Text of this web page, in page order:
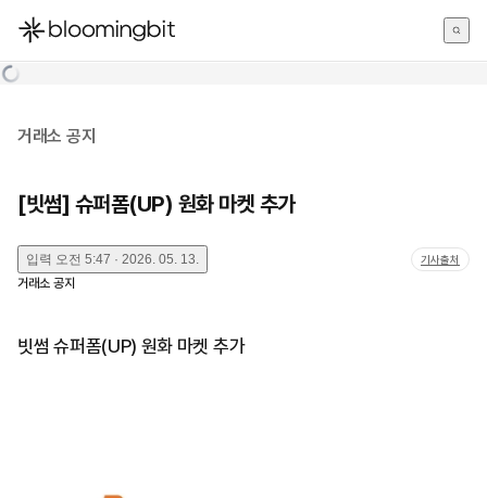
한국어
거래소 공지
[빗썸] 슈퍼폼(UP) 원화 마켓 추가
입력 오전 5:47 · 2026. 05. 13. 기사출처
거래소 공지
빗썸 슈퍼폼(UP) 원화 마켓 추가